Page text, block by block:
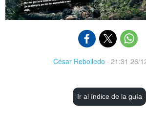
César Rebolledo · 21:31 26/
Ir al índice de la guía